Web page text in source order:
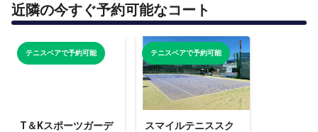
近隣の今すぐ予約可能なコート
テニスベアで予約可能
T＆Kスポーツガーデ
テニスベアで予約可能
スマイルテニススク